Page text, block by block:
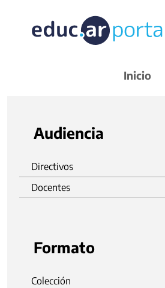
Inicio
Audiencia
Directivos
Docentes
Formato
Colección